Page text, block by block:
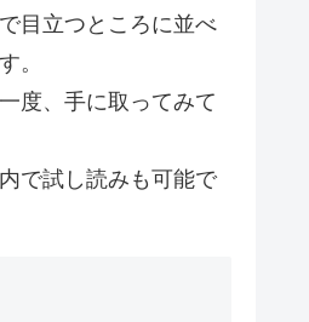
目立つところに並べ
。
度、手に取ってみて
で試し読みも可能で